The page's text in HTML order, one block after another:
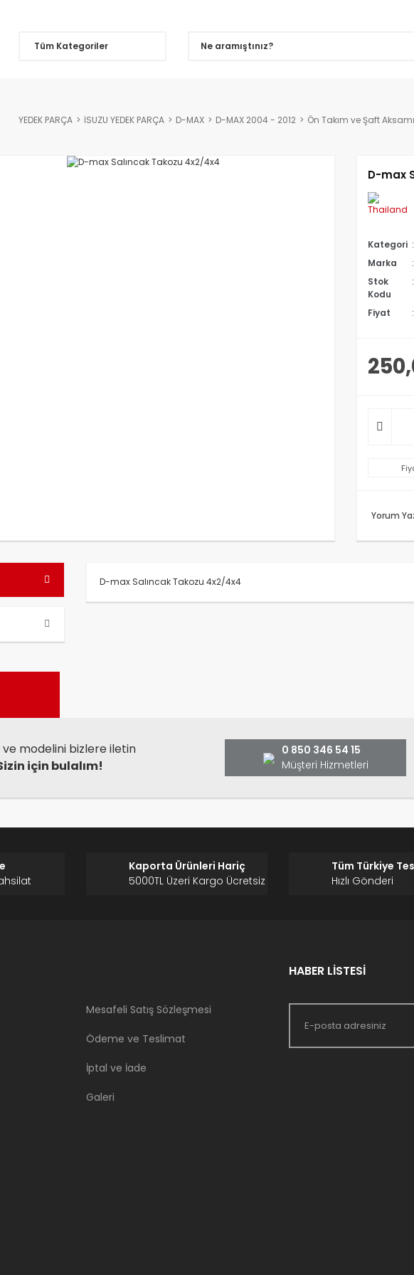
Tüm Kategoriler
YEDEK PARÇA İSUZU YEDEK PARÇA D-MAX D-MAX 2004 - 2012 Ön Takım ve Şaft Aksamı
D-max
Kategori
Marka
Stok
Kodu
Fiyat
Yorum
D-max Salıncak Takozu 4x2/4x4
Ürün fiyatı diğer sitelerden daha pahalı.
Bu ürüne benzer farklı alternatifler olmalı.
ve modelini bizlere iletin
için bulalım!
0 850 346 54 15
Müşteri Hizmetleri
Kaporta Ürünleri Hariç
5000TL Üzeri Kargo Ücretsiz
Tüm Türkiye
Hızlı Gönderi
Mesafeli Satış Sözleşmesi
Ödeme ve Teslimat
İptal ve İade
Galeri
HABER LİSTESİ